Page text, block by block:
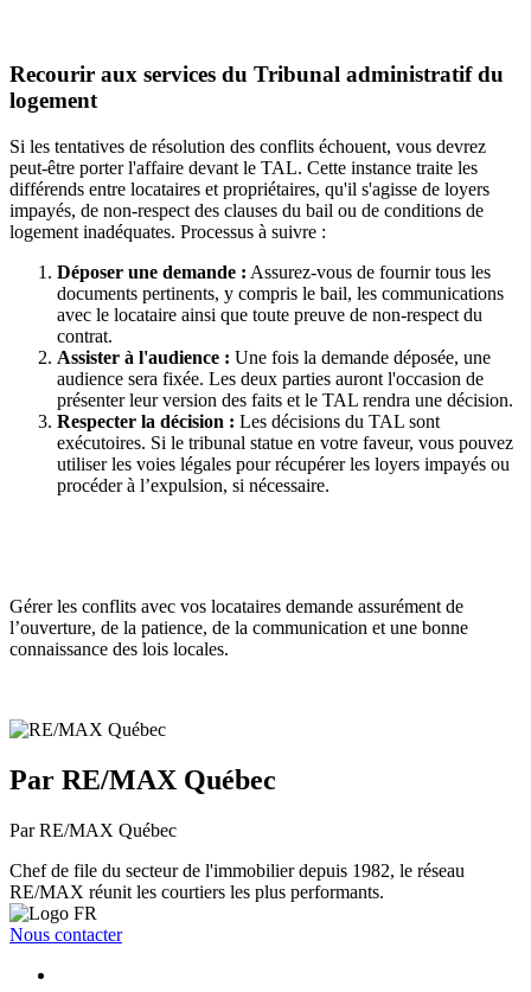
Recourir aux services du Tribunal administratif du
logement
Si les tentatives de résolution des conflits échouent, vous devrez
peut-être porter l'affaire devant le TAL. Cette instance traite les
différends entre locataires et propriétaires, qu'il s'agisse de loyers
impayés, de non-respect des clauses du bail ou de conditions de
logement inadéquates. Processus à suivre :
Déposer une demande : Assurez-vous de fournir tous les
documents pertinents, y compris le bail, les communications
avec le locataire ainsi que toute preuve de non-respect du
contrat.
Assister à l'audience : Une fois la demande déposée, une
audience sera fixée. Les deux parties auront l'occasion de
présenter leur version des faits et le TAL rendra une décision.
Respecter la décision : Les décisions du TAL sont
exécutoires. Si le tribunal statue en votre faveur, vous pouvez
utiliser les voies légales pour récupérer les loyers impayés ou
procéder à l’expulsion, si nécessaire.
Gérer les conflits avec vos locataires demande assurément de
l’ouverture, de la patience, de la communication et une bonne
connaissance des lois locales.
Par RE/MAX Québec
Par RE/MAX Québec
Chef de file du secteur de l'immobilier depuis 1982, le réseau
RE/MAX réunit les courtiers les plus performants.
Nous contacter